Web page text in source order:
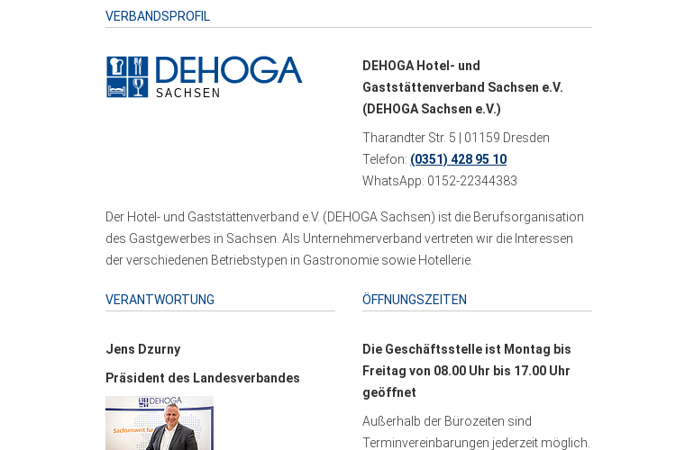
VERBANDSPROFIL
DEHOGA Hotel- und
Gaststättenverband Sachsen e.V.
(DEHOGA Sachsen e.V.)
Tharandter Str. 5 | 01159 Dresden
Telefon: (0351) 428 95 10
WhatsApp: 0152-22344383
Der Hotel- und Gaststättenverband e.V. (DEHOGA Sachsen) ist die Berufsorganisation
des Gastgewerbes in Sachsen. Als Unternehmerverband vertreten wir die Interessen
der verschiedenen Betriebstypen in Gastronomie sowie Hotellerie.
VERANTWORTUNG
Jens Dzurny
Präsident des Landesverbandes
ÖFFNUNGSZEITEN
Die Geschäftsstelle ist Montag bis
Freitag von 08.00 Uhr bis 17.00 Uhr
geöffnet
Außerhalb der Bürozeiten sind
Terminvereinbarungen jederzeit möglich.